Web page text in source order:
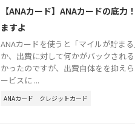
【ANAカード】ANAカードの底力
ますよ
ANAカードを使うと「マイルが貯ま
か、出費に対して何かがバックされ
かったのですが、出費自体をを抑え
ービスに ...
ANAカード クレジットカード